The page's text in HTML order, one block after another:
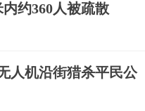
约360人被疏散
人机沿街猎杀平民公